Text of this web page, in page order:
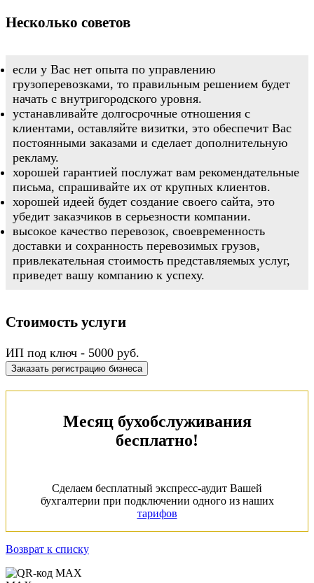
Несколько советов
если у Вас нет опыта по управлению
грузоперевозками, то правильным решением будет
начать с внутригородского уровня.
устанавливайте долгосрочные отношения с
клиентами, оставляйте визитки, это обеспечит Вас
постоянными заказами и сделает дополнительную
рекламу.
хорошей гарантией послужат вам рекомендательные
письма, спрашивайте их от крупных клиентов.
хорошей идеей будет создание своего сайта, это
убедит заказчиков в серьезности компании.
высокое качество перевозок, своевременность
доставки и сохранность перевозимых грузов,
привлекательная стоимость представляемых услуг,
приведет вашу компанию к успеху.
Стоимость услуги
ИП под ключ - 5000 руб.
Заказать регистрацию бизнеса
Месяц бухобслуживания
бесплатно!
Сделаем бесплатный экспресс-аудит Вашей
бухгалтерии при подключении одного из наших
тарифов
Возврат к списку